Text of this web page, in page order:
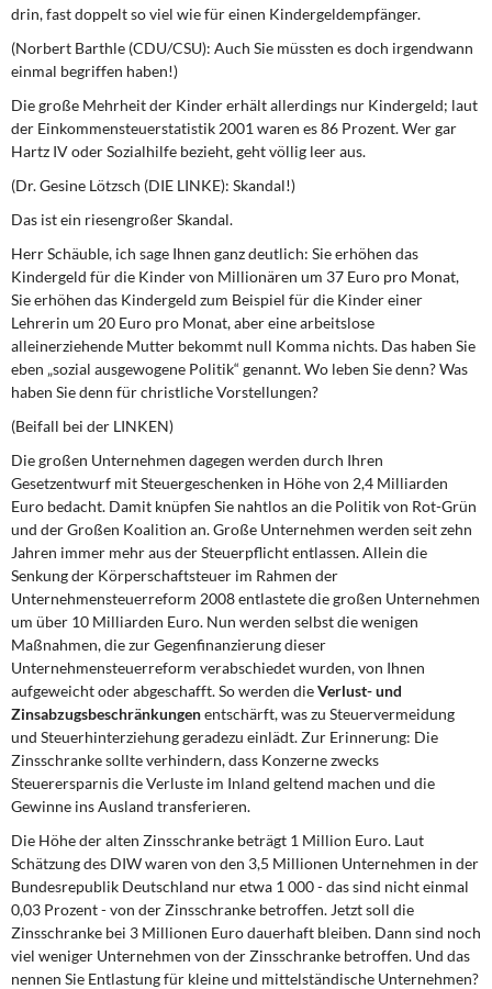
drin, fast doppelt so viel wie für einen Kindergeldempfänger.
(Norbert Barthle (CDU/CSU): Auch Sie müssten es doch irgendwann
einmal begriffen haben!)
Die große Mehrheit der Kinder erhält allerdings nur Kindergeld; laut
der Einkommensteuerstatistik 2001 waren es 86 Prozent. Wer gar
Hartz IV oder Sozialhilfe bezieht, geht völlig leer aus.
(Dr. Gesine Lötzsch (DIE LINKE): Skandal!)
Das ist ein riesengroßer Skandal.
Herr Schäuble, ich sage Ihnen ganz deutlich: Sie erhöhen das
Kindergeld für die Kinder von Millionären um 37 Euro pro Monat,
Sie erhöhen das Kindergeld zum Beispiel für die Kinder einer
Lehrerin um 20 Euro pro Monat, aber eine arbeitslose
alleinerziehende Mutter bekommt null Komma nichts. Das haben Sie
eben „sozial ausgewogene Politik“ genannt. Wo leben Sie denn? Was
haben Sie denn für christliche Vorstellungen?
(Beifall bei der LINKEN)
Die großen Unternehmen dagegen werden durch Ihren
Gesetzentwurf mit Steuergeschenken in Höhe von 2,4 Milliarden
Euro bedacht. Damit knüpfen Sie nahtlos an die Politik von Rot-Grün
und der Großen Koalition an. Große Unternehmen werden seit zehn
Jahren immer mehr aus der Steuerpflicht entlassen. Allein die
Senkung der Körperschaftsteuer im Rahmen der
Unternehmensteuerreform 2008 entlastete die großen Unternehmen
um über 10 Milliarden Euro. Nun werden selbst die wenigen
Maßnahmen, die zur Gegenfinanzierung dieser
Unternehmensteuerreform verabschiedet wurden, von Ihnen
aufgeweicht oder abgeschafft. So werden dieVerlust- und
Zinsabzugsbeschränkungenentschärft, was zu Steuervermeidung
und Steuerhinterziehung geradezu einlädt. Zur Erinnerung: Die
Zinsschranke sollte verhindern, dass Konzerne zwecks
Steuerersparnis die Verluste im Inland geltend machen und die
Gewinne ins Ausland transferieren.
Die Höhe der alten Zinsschranke beträgt 1 Million Euro. Laut
Schätzung des DIW waren von den 3,5 Millionen Unternehmen in der
Bundesrepublik Deutschland nur etwa 1 000 - das sind nicht einmal
0,03 Prozent - von der Zinsschranke betroffen. Jetzt soll die
Zinsschranke bei 3 Millionen Euro dauerhaft bleiben. Dann sind noch
viel weniger Unternehmen von der Zinsschranke betroffen. Und das
nennen Sie Entlastung für kleine und mittelständische Unternehmen?